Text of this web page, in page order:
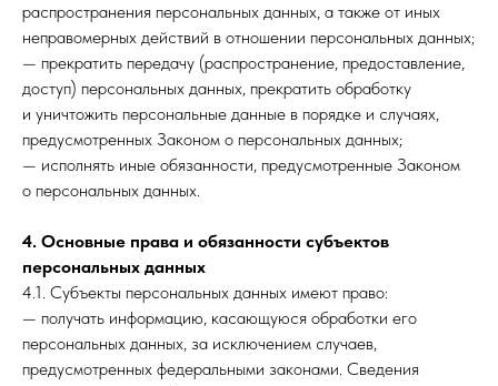
распространения персональных данных, а также от иных
неправомерных действий в отношении персональных данных;
— прекратить передачу (распространение, предоставление,
доступ) персональных данных, прекратить обработку
и уничтожить персональные данные в порядке и случаях,
предусмотренных Законом о персональных данных;
— исполнять иные обязанности, предусмотренные Законом
о персональных данных.
4. Основные права и обязанности субъектов
персональных данных
4.1. Субъекты персональных данных имеют право:
— получать информацию, касающуюся обработки его
персональных данных, за исключением случаев,
предусмотренных федеральными законами. Сведения